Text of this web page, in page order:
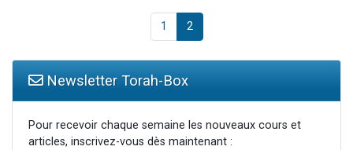
1 2
Newsletter Torah-Box
Pour recevoir chaque semaine les nouveaux cours et
articles, inscrivez-vous dès maintenant :